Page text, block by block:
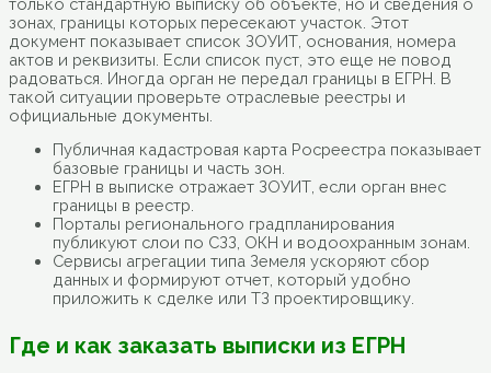
зонах, границы которых пересекают участок. Этот
документ показывает список ЗОУИТ, основания, номера
актов и реквизиты. Если список пуст, это еще не повод
радоваться. Иногда орган не передал границы в ЕГРН. В
такой ситуации проверьте отраслевые реестры и
официальные документы.
Публичная кадастровая карта Росреестра показывает
базовые границы и часть зон.
ЕГРН в выписке отражает ЗОУИТ, если орган внес
границы в реестр.
Порталы регионального градпланирования
публикуют слои по СЗЗ, ОКН и водоохранным зонам.
Сервисы агрегации типа Земеля ускоряют сбор
данных и формируют отчет, который удобно
приложить к сделке или ТЗ проектировщику.
Где и как заказать выписки из ЕГРН